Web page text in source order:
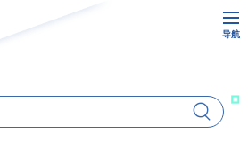
导航